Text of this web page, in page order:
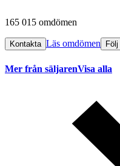
165 015 omdömen
Kontakta Läs omdömen Följ
Mer från säljarenVisa alla